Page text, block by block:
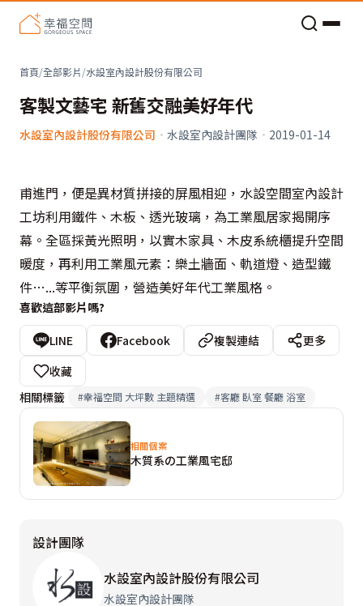
首頁/全部影片/水設室內設計股份有限公司
客製文藝宅 新舊交融美好年代
水設室內設計股份有限公司 · 水設室內設計團隊 · 2019-01-14
甫進門，便是異材質拼接的屏風相迎，水設空間室內設計
工坊利用鐵件、木板、透光玻璃，為工業風居家揭開序
幕。全區採黃光照明，以實木家具、木皮系統櫃提升空間
暖度，再利用工業風元素：樂土牆面、軌道燈、造型鐵
件…...等平衡氛圍，營造美好年代工業風格。
喜歡這部影片嗎?
LINE Facebook 複製連結
更多
收藏
相關標籤
#幸福空間 大坪數 主題精選 #客廳 臥室 餐廳 浴室
相關個案
木質系の工業風宅邸
設計團隊
水設室內設計股份有限公司
水設室內設計團隊